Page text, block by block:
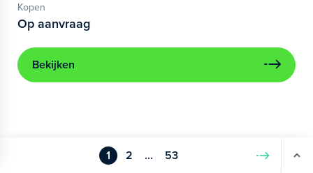
Kopen
Op aanvraag
Bekijken
1 2 ... 53 Volgende